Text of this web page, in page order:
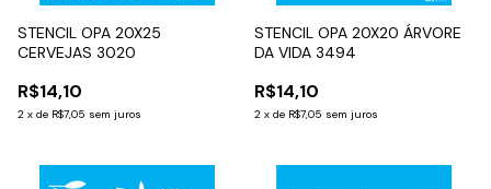
STENCIL OPA 20X25
CERVEJAS 3020
R$14,10
2 x de R$7,05 sem juros
STENCIL OPA 20X20 ÁRVORE
DA VIDA 3494
R$14,10
2 x de R$7,05 sem juros